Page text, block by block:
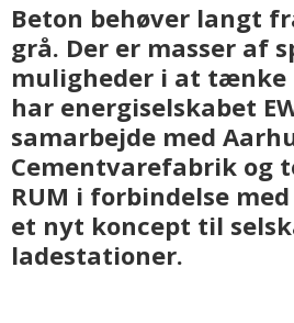
Kontrol og certificering
Byrum
Digitalisering og automatisering
Anlæg
Beton behøver langt
grå. Der er masser af
muligheder i at tænke
har energiselskabet
samarbejde med
Cementvarefabrik og
RUM i forbindelse
et nyt koncept til
ladestationer.